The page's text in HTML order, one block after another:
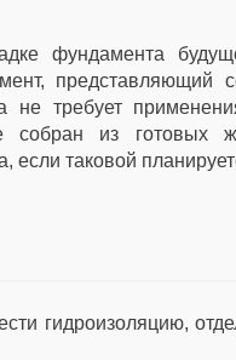
фундамента
представляющий
не требует
из готовых
если таковой
гидроизоляцию,